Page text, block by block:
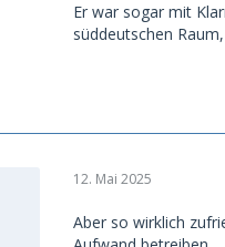
Zum Glück
rausgegeben
Er war sogar mit
süddeutschen
12. Mai 2025
Aber so wirklich